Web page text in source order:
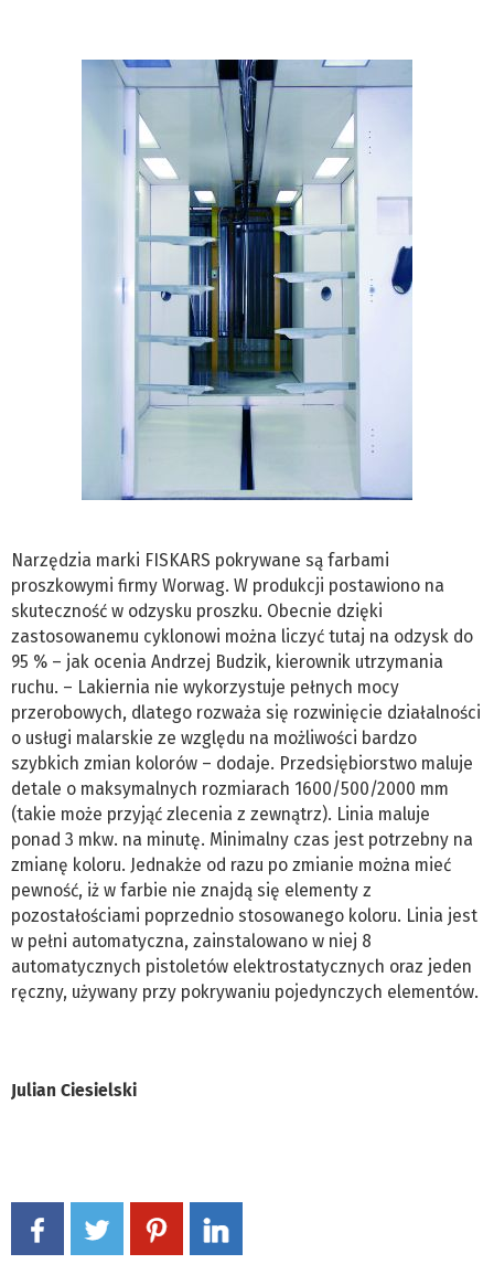
Narzędzia marki FISKARS pokrywane są farbami
proszkowymi firmy Worwag. W produkcji postawiono na
skuteczność w odzysku proszku. Obecnie dzięki
zastosowanemu cyklonowi można liczyć tutaj na odzysk do
95 % – jak ocenia Andrzej Budzik, kierownik utrzymania
ruchu. – Lakiernia nie wykorzystuje pełnych mocy
przerobowych, dlatego rozważa się rozwinięcie działalności
o usługi malarskie ze względu na możliwości bardzo
szybkich zmian kolorów – dodaje. Przedsiębiorstwo maluje
detale o maksymalnych rozmiarach 1600/500/2000 mm
(takie może przyjąć zlecenia z zewnątrz). Linia maluje
ponad 3 mkw. na minutę. Minimalny czas jest potrzebny na
zmianę koloru. Jednakże od razu po zmianie można mieć
pewność, iż w farbie nie znajdą się elementy z
pozostałościami poprzednio stosowanego koloru. Linia jest
w pełni automatyczna, zainstalowano w niej 8
automatycznych pistoletów elektrostatycznych oraz jeden
ręczny, używany przy pokrywaniu pojedynczych elementów.
Julian Ciesielski